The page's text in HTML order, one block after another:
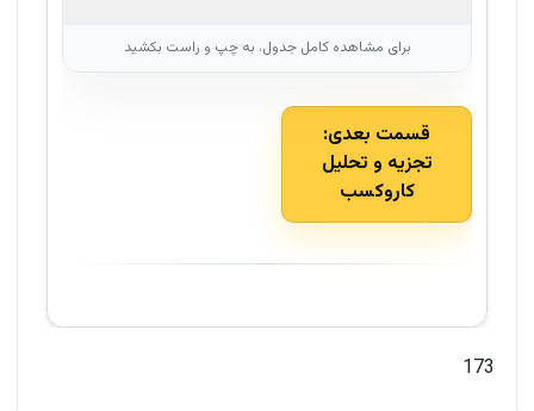
قسمت بعدی:
تجزیه و تحلیل
کاروکسب
173